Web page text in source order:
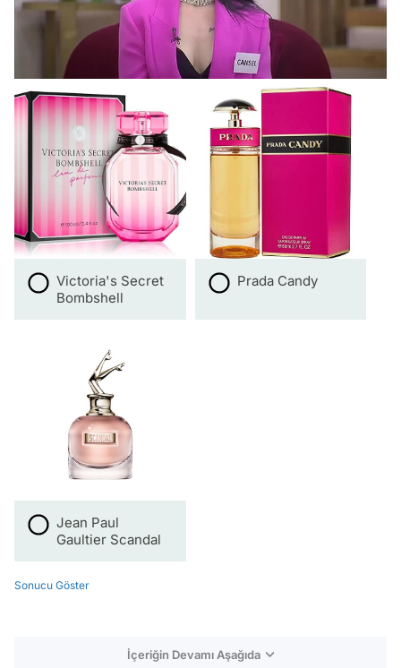
Victoria's Secret
Bombshell
Prada Candy
Jean Paul
Gaultier Scandal
Sonucu Göster
İçeriğin Devamı Aşağıda